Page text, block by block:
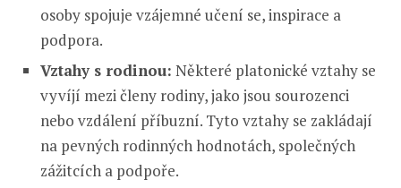
osoby spojuje vzájemné učení se, inspirace a
podpora.
Vztahy s rodinou: Některé platonické vztahy se
vyvíjí mezi členy rodiny, jako jsou sourozenci
nebo vzdálení příbuzní. Tyto vztahy se zakládají
na pevných rodinných hodnotách, společných
zážitcích a podpoře.